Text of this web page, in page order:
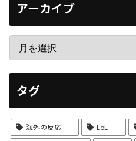
アーカイブ
タグ
海外の反応 LoL